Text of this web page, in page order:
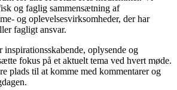
og faglig sammensætning af
og oplevelsesvirksomheder, der har
fagligt ansvar.
inspirationsskabende, oplysende og
fokus på et aktuelt tema ved hvert møde.
plads til at komme med kommentarer og